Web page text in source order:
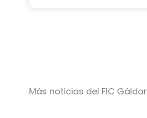
Más noticias del FIC Gáldar